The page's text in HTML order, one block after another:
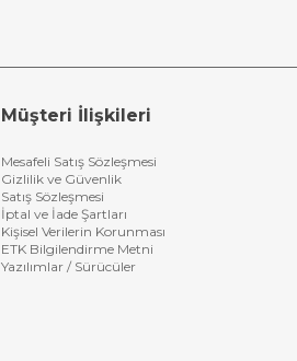
Müşteri İlişkileri
Mesafeli Satış Sözleşmesi
Gizlilik ve Güvenlik
Satış Sözleşmesi
İptal ve İade Şartları
Kişisel Verilerin Korunması
ETK Bilgilendirme Metni
Yazılımlar / Sürücüler